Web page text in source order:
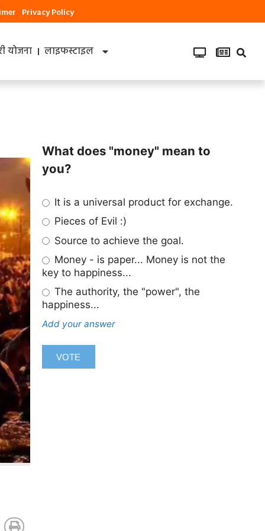
Privacy Policy
योजना लाइफस्टाइल
What does "money" mean to
you?
It is a universal product for exchange.
Pieces of Evil :)
Source to achieve the goal.
Money - is paper... Money is not the
key to happiness...
The authority, the "power", the
happiness...
Add your answer